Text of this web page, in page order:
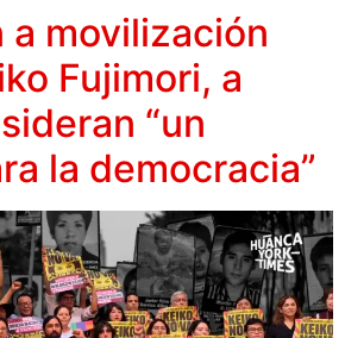
a movilización
Fujimori, a
“un
la democracia”